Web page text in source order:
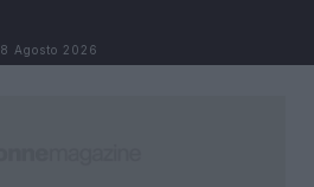
8 Agosto 2026